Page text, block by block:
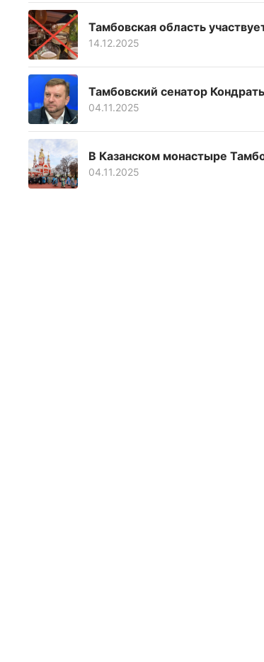
Тамбовская область
14.12.2025
Тамбовский сенатор
04.11.2025
В Казанском монастыре
04.11.2025